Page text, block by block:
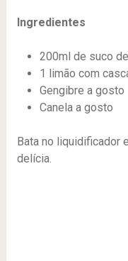
Ingredientes
200ml de suco
1 limão com
Gengibre a gosto
Canela a gosto
Bata no liquidificador
delícia.